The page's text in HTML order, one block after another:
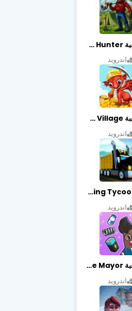
تحميل لعبة Treasure Hunter مهكرة أخر إصدار
اندرويد
تحميل لعبة Dragon Village مهكرة أخر إصدار
اندرويد
تحميل Transit King Tycoon مهكرة أخر إصدار
اندرويد
تحميل لعبة Merge Mayor مهكرة أخر إصدار
اندرويد